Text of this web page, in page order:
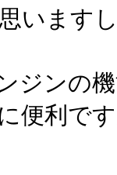
います
ジンの
便利で